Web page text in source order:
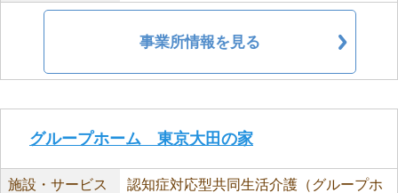
事業所情報を見る
グループホーム 東京大田の家
施設・サービス
認知症対応型共同生活介護（グループホ